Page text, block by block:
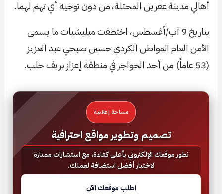
أهالي مدينة عفرين المحتلة، من دون توجيه أي تهم لهما.
بتاريخ 9 آب/أغسطس، اختطفت ميليشيات ما يسمى
الأمن العام المواطن الكردي حسين صبحي عبد العزيز
(53 عاماً) من أحد الحواجز في منطقة إعزاز بريف حلب.
مساحة إعلانية
تصميم وتطوير مواقع احترافية
نطور موقعك الإلكتروني بأعلى كفاءة، مع استشارات ممتازة
لاختيار أفضل استضافة لعملك.
اطلب موقعك الآن